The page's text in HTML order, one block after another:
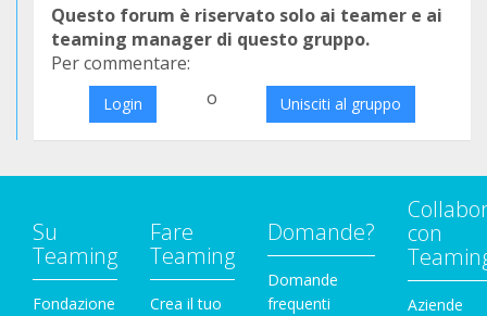
Questo forum è riservato solo ai teamer e ai
teaming manager di questo gruppo.
Per commentare:
Login o Unisciti al gruppo
Su
Teaming
Fondazione
Fare
Teaming
Crea il tuo
Domande?
Domande
frequenti
con
Aziende